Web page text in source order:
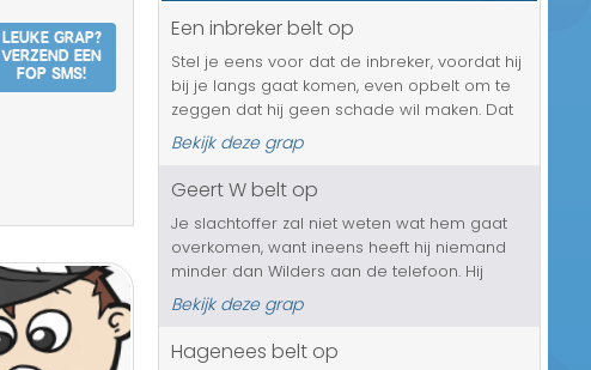
Zakelijk/Studie
Geld/Belasting
Buurt/Gemeente
Pakket/Bestelling
Transport/Verkeer
Kerst/Sinterklaas
Diversen/Andere
Leuke grap?
Verzend een
fop SMS!
Een inbreker belt op
Stel je eens voor dat de inbreker, voordat hij
bij je langs gaat komen, even opbelt om te
zeggen dat hij geen schade wil maken. Dat
is toch super netjes? Degene die je met
deze grap in de maling laat nemen krijgt van
deze zogenaamde inbreke...
Bekijk deze grap
Geert W belt op
Je slachtoffer zal niet weten wat hem gaat
overkomen, want ineens heeft hij niemand
minder dan Wilders aan de telefoon. Hij
heeft een heel erg duidelijk boodschap voor
jouw slachtoffer; ‘Wij worden de grootste!”
Nou, daar is geen speld ...
Bekijk deze grap
Hagenees belt op